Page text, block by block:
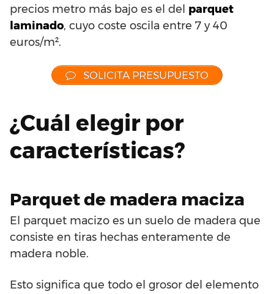
precios metro más bajo es el del parquet
laminado, cuyo coste oscila entre 7 y 40
euros/m².
SOLICITA PRESUPUESTO
¿Cuál elegir por
características?
Parquet de madera maciza
El parquet macizo es un suelo de madera que
consiste en tiras hechas enteramente de
madera noble.
Esto significa que todo el grosor del elemento